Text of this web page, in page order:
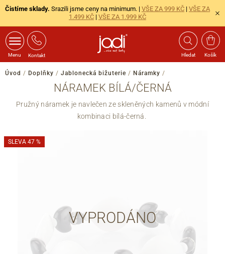
Čistíme sklady. Srazili jsme ceny na minimum. | VŠE ZA 999 KČ | VŠE ZA
1.499 KČ | VŠE ZA 1.999 KČ
Menu Kontakt Hledat Košík
Úvod / Doplňky / Jablonecká bižuterie / Náramky /
NÁRAMEK BÍLÁ/ČERNÁ
Pružný náramek je navlečen ze skleněných kamenů v módní
kombinaci bílá-černá.
VYPRODÁNO
SLEVA 47 %